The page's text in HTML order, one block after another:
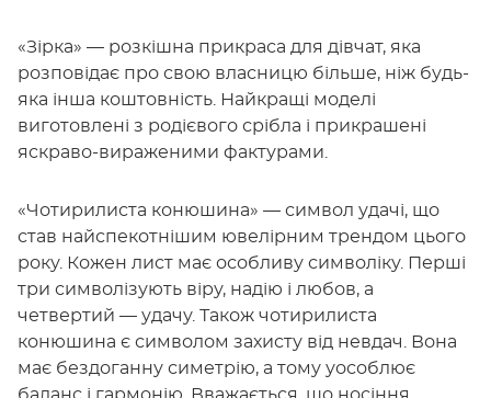
«Зірка» — розкішна прикраса для дівчат, яка
розповідає про свою власницю більше, ніж будь-
яка інша коштовність. Найкращі моделі
виготовлені з родієвого срібла і прикрашені
яскраво-вираженими фактурами.
«Чотирилиста конюшина» — символ удачі, що
став найспекотнішим ювелірним трендом цього
року. Кожен лист має особливу символіку. Перші
три символізують віру, надію і любов, а
четвертий — удачу. Також чотирилиста
конюшина є символом захисту від невдач. Вона
має бездоганну симетрію, а тому уособлює